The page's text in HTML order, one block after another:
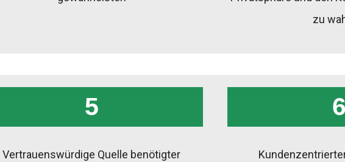
zu
5
Vertrauenswürdige Quelle benötigter
6